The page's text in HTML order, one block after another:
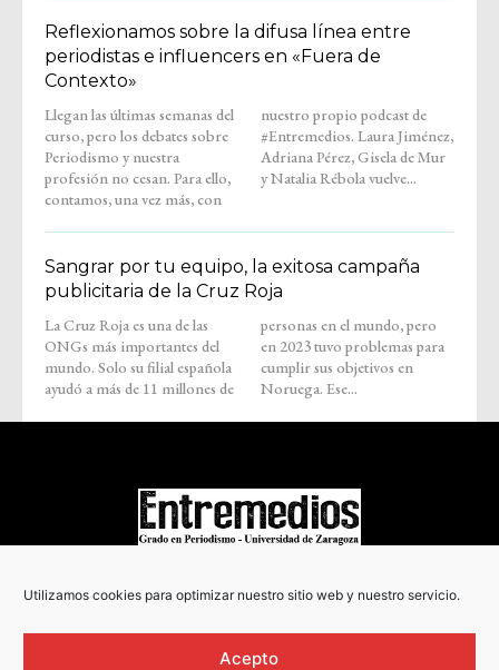
Utilizamos cookies para optimizar nuestro sitio web y nuestro servicio.
Acepto
Reflexionamos sobre la difusa línea entre
periodistas e influencers en «Fuera de
Contexto»
Llegan las últimas semanas del
curso, pero los debates sobre
Periodismo y nuestra
profesión no cesan. Para ello,
contamos, una vez más, con
nuestro propio podcast de
#Entremedios. Laura Jiménez,
Adriana Pérez, Gisela de Mur
y Natalia Rébola vuelve...
Sangrar por tu equipo, la exitosa campaña
publicitaria de la Cruz Roja
La Cruz Roja es una de las
ONGs más importantes del
mundo. Solo su filial española
ayudó a más de 11 millones de
personas en el mundo, pero
en 2023 tuvo problemas para
cumplir sus objetivos en
Noruega. Ese...